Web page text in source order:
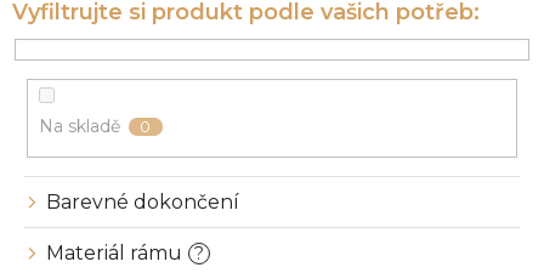
p
r
o
Na skladě 0
Barevné dokončení
Materiál rámu ?